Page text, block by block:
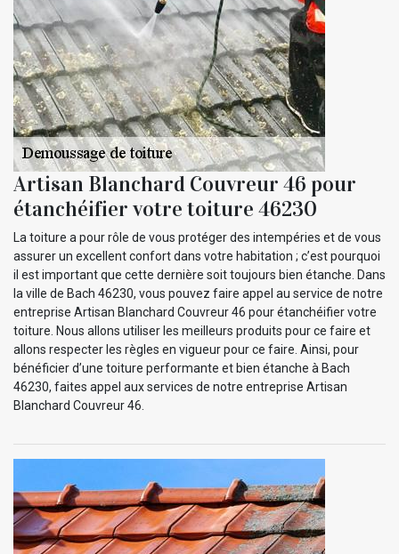
Artisan Blanchard Couvreur 46 pour
étanchéifier votre toiture 46230
La toiture a pour rôle de vous protéger des intempéries et de vous
assurer un excellent confort dans votre habitation ; c’est pourquoi
il est important que cette dernière soit toujours bien étanche. Dans
la ville de Bach 46230, vous pouvez faire appel au service de notre
entreprise Artisan Blanchard Couvreur 46 pour étanchéifier votre
toiture. Nous allons utiliser les meilleurs produits pour ce faire et
allons respecter les règles en vigueur pour ce faire. Ainsi, pour
bénéficier d’une toiture performante et bien étanche à Bach
46230, faites appel aux services de notre entreprise Artisan
Blanchard Couvreur 46.